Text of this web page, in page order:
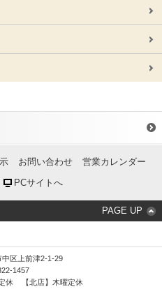
お問い合わせ
営業カレンダー
PCサイトへ
PAGE UP
区上前津2-1-29
1457
休 【北店】木曜定休